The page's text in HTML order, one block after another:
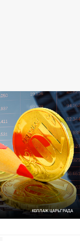
КОЛЛАЖ ЦАРЬГРАДА